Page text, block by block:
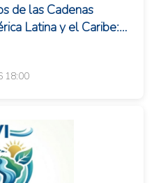
de las Cadenas
Latina y el Caribe:
18:00